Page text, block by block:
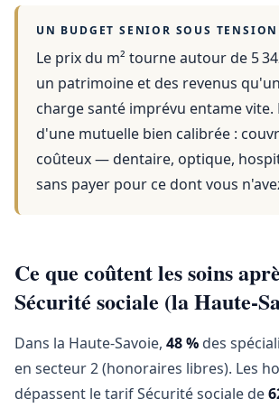
UN BUDGET SENIOR SOUS
Le prix du m² tourne autour de 5
un patrimoine et des revenus
charge santé imprévu entame vite.
d'une mutuelle bien calibrée :
coûteux — dentaire, optique,
sans payer pour ce dont vous
Ce que coûtent les soins
Sécurité sociale (la Haute-
Dans la Haute-Savoie, 48 % des
en secteur 2 (honoraires libres). Les
dépassent le tarif Sécurité sociale de